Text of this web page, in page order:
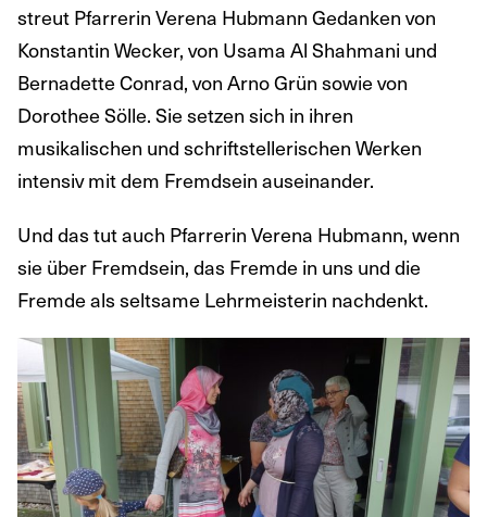
streut Pfarrerin Verena Hubmann Gedanken von
Konstantin Wecker, von Usama Al Shahmani und
Bernadette Conrad, von Arno Grün sowie von
Dorothee Sölle. Sie setzen sich in ihren
musikalischen und schriftstellerischen Werken
intensiv mit dem Fremdsein auseinander.
Und das tut auch Pfarrerin Verena Hubmann, wenn
sie über Fremdsein, das Fremde in uns und die
Fremde als seltsame Lehrmeisterin nachdenkt.